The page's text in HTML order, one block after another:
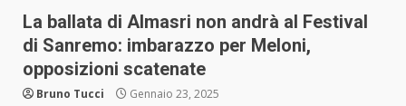
La ballata di Almasri non andrà al Festival
di Sanremo: imbarazzo per Meloni,
opposizioni scatenate
Bruno Tucci Gennaio 23, 2025